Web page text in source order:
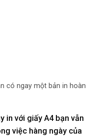
có ngay một bản in hoàn
in với giấy A4 bạn vẫn
việc hàng ngày của